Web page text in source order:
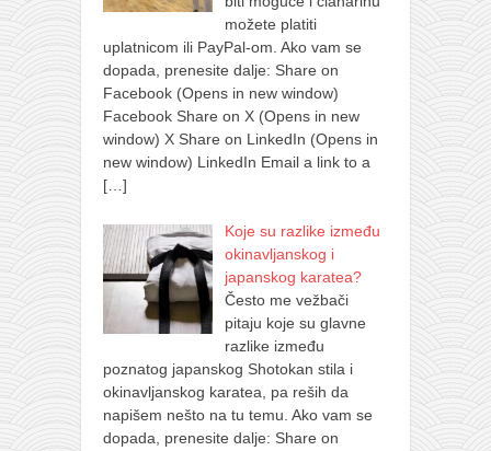
možete platiti
uplatnicom ili PayPal-om. Ako vam se
dopada, prenesite dalje: Share on
Facebook (Opens in new window)
Facebook Share on X (Opens in new
window) X Share on LinkedIn (Opens in
new window) LinkedIn Email a link to a
[…]
Koje su razlike između
okinavljanskog i
japanskog karatea?
Često me vežbači
pitaju koje su glavne
razlike između
poznatog japanskog Shotokan stila i
okinavljanskog karatea, pa reših da
napišem nešto na tu temu. Ako vam se
dopada, prenesite dalje: Share on